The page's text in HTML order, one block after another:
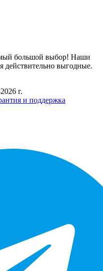
большой выбор! Наши
выгодные.
г.
и поддержка